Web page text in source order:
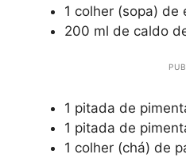
1 colher (sopa)
200 ml de caldo
1 pitada de
1 pitada de
1 colher (chá) de